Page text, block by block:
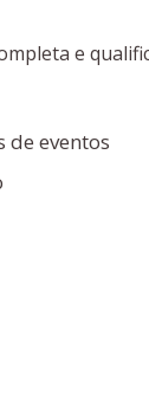
e
de eventos